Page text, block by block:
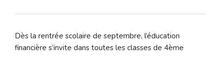
Dès la rentrée scolaire de septembre, l’éducation
financière s’invite dans toutes les classes de 4ème